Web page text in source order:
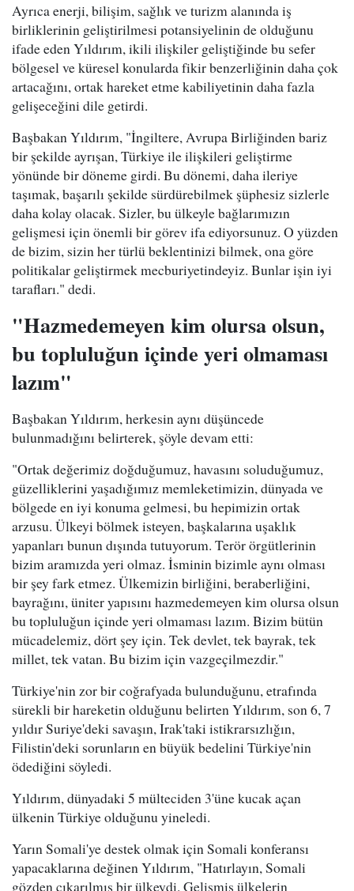
Ayrıca enerji, bilişim, sağlık ve turizm alanında iş
birliklerinin geliştirilmesi potansiyelinin de olduğunu
ifade eden Yıldırım, ikili ilişkiler geliştiğinde bu sefer
bölgesel ve küresel konularda fikir benzerliğinin daha çok
artacağını, ortak hareket etme kabiliyetinin daha fazla
gelişeceğini dile getirdi.
Başbakan Yıldırım, "İngiltere, Avrupa Birliğinden bariz
bir şekilde ayrışan, Türkiye ile ilişkileri geliştirme
yönünde bir döneme girdi. Bu dönemi, daha ileriye
taşımak, başarılı şekilde sürdürebilmek şüphesiz sizlerle
daha kolay olacak. Sizler, bu ülkeyle bağlarımızın
gelişmesi için önemli bir görev ifa ediyorsunuz. O yüzden
de bizim, sizin her türlü beklentinizi bilmek, ona göre
politikalar geliştirmek mecburiyetindeyiz. Bunlar işin iyi
tarafları." dedi.
"Hazmedemeyen kim olursa olsun,
bu topluluğun içinde yeri olmaması
lazım"
Başbakan Yıldırım, herkesin aynı düşüncede
bulunmadığını belirterek, şöyle devam etti:
"Ortak değerimiz doğduğumuz, havasını soluduğumuz,
güzelliklerini yaşadığımız memleketimizin, dünyada ve
bölgede en iyi konuma gelmesi, bu hepimizin ortak
arzusu. Ülkeyi bölmek isteyen, başkalarına uşaklık
yapanları bunun dışında tutuyorum. Terör örgütlerinin
bizim aramızda yeri olmaz. İsminin bizimle aynı olması
bir şey fark etmez. Ülkemizin birliğini, beraberliğini,
bayrağını, üniter yapısını hazmedemeyen kim olursa olsun
bu topluluğun içinde yeri olmaması lazım. Bizim bütün
mücadelemiz, dört şey için. Tek devlet, tek bayrak, tek
millet, tek vatan. Bu bizim için vazgeçilmezdir."
Türkiye'nin zor bir coğrafyada bulunduğunu, etrafında
sürekli bir hareketin olduğunu belirten Yıldırım, son 6, 7
yıldır Suriye'deki savaşın, Irak'taki istikrarsızlığın,
Filistin'deki sorunların en büyük bedelini Türkiye'nin
ödediğini söyledi.
Yıldırım, dünyadaki 5 mülteciden 3'üne kucak açan
ülkenin Türkiye olduğunu yineledi.
Yarın Somali'ye destek olmak için Somali konferansı
yapacaklarına değinen Yıldırım, "Hatırlayın, Somali
gözden çıkarılmış bir ülkeydi. Gelişmiş ülkelerin